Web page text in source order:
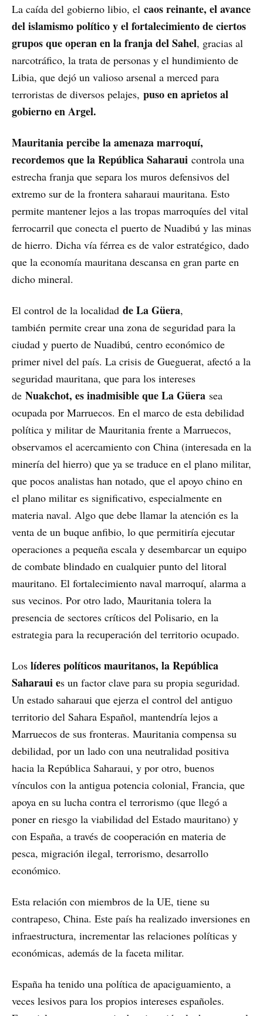
La caída del gobierno libio, el caos reinante, el avance
del islamismo político y el fortalecimiento de ciertos
grupos que operan en la franja del Sahel, gracias al
narcotráfico, la trata de personas y el hundimiento de
Libia, que dejó un valioso arsenal a merced para
terroristas de diversos pelajes, puso en aprietos al
gobierno en Argel.
Mauritania percibe la amenaza marroquí,
recordemos que la República Saharaui controla una
estrecha franja que separa los muros defensivos del
extremo sur de la frontera saharaui mauritana. Esto
permite mantener lejos a las tropas marroquíes del vital
ferrocarril que conecta el puerto de Nuadibú y las minas
de hierro. Dicha vía férrea es de valor estratégico, dado
que la economía mauritana descansa en gran parte en
dicho mineral.
El control de la localidad de La Güera,
también permite crear una zona de seguridad para la
ciudad y puerto de Nuadibú, centro económico de
primer nivel del país. La crisis de Gueguerat, afectó a la
seguridad mauritana, que para los intereses
de Nuakchot, es inadmisible que La Güera sea
ocupada por Marruecos. En el marco de esta debilidad
política y militar de Mauritania frente a Marruecos,
observamos el acercamiento con China (interesada en la
minería del hierro) que ya se traduce en el plano militar,
que pocos analistas han notado, que el apoyo chino en
el plano militar es significativo, especialmente en
materia naval. Algo que debe llamar la atención es la
venta de un buque anfibio, lo que permitiría ejecutar
operaciones a pequeña escala y desembarcar un equipo
de combate blindado en cualquier punto del litoral
mauritano. El fortalecimiento naval marroquí, alarma a
sus vecinos. Por otro lado, Mauritania tolera la
presencia de sectores críticos del Polisario, en la
estrategia para la recuperación del territorio ocupado.
Los líderes políticos mauritanos, la República
Saharaui es un factor clave para su propia seguridad.
Un estado saharaui que ejerza el control del antiguo
territorio del Sahara Español, mantendría lejos a
Marruecos de sus fronteras. Mauritania compensa su
debilidad, por un lado con una neutralidad positiva
hacia la República Saharaui, y por otro, buenos
vínculos con la antigua potencia colonial, Francia, que
apoya en su lucha contra el terrorismo (que llegó a
poner en riesgo la viabilidad del Estado mauritano) y
con España, a través de cooperación en materia de
pesca, migración ilegal, terrorismo, desarrollo
económico.
Esta relación con miembros de la UE, tiene su
contrapeso, China. Este país ha realizado inversiones en
infraestructura, incrementar las relaciones políticas y
económicas, además de la faceta militar.
España ha tenido una política de apaciguamiento, a
veces lesivos para los propios intereses españoles.